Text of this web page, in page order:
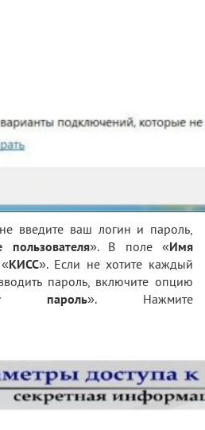
введите ваш логин и пароль,
пользователя». В поле «Имя
КИСС». Если не хотите каждый
пароль, включите опцию
пароль». Нажмите